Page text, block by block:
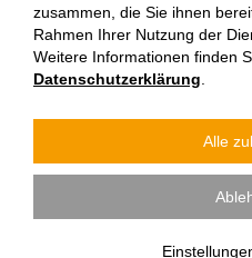
Verein Vinzenzgemeinschaft
tun. Wir
zusammen, die Sie ihnen
Rahmen Ihrer Nutzung der
Weitere Informationen finden
Datenschutzerklärung
Alle